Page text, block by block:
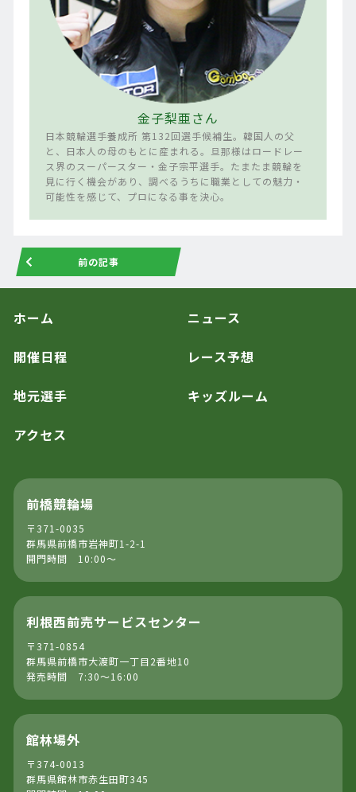
金子梨亜さん
日本競輪選手養成所 第132回選手候補生。韓国人の父
と、日本人の母のもとに産まれる。旦那様はロードレー
ス界のスーパースター・金子宗平選手。たまたま競輪を
見に行く機会があり、調べるうちに職業としての魅力・
可能性を感じて、プロになる事を決心。
前の記事
ホーム ニュース
開催日程 レース予想
地元選手 キッズルーム
アクセス
前橋競輪場
〒371-0035
群馬県前橋市岩神町1-2-1
開門時間 10:00～
利根西前売サービスセンター
〒371-0854
群馬県前橋市大渡町一丁目2番地10
発売時間 7:30～16:00
館林場外
〒374-0013
群馬県館林市赤生田町345